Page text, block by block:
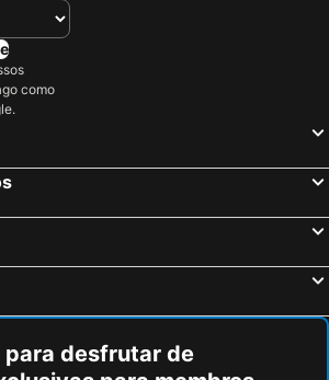
como
para desfrutar de